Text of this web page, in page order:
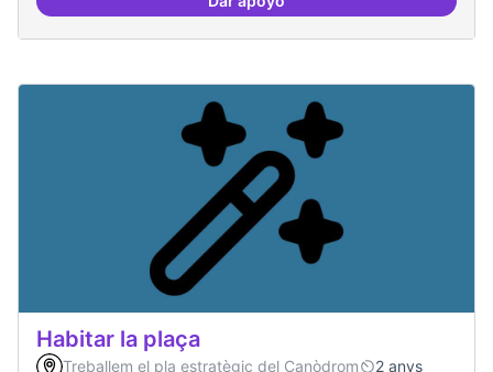
Habitar la plaça
Habitar la plaça
Treballem el pla estratègic del Canòdrom
2 anys